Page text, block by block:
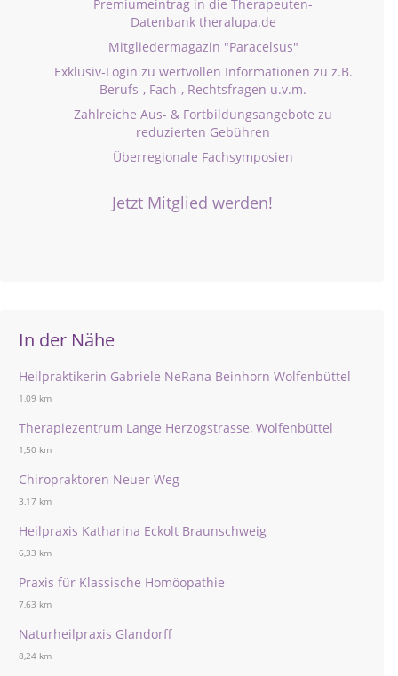
Premiumeintrag in die Therapeuten-
Datenbank theralupa.de
Mitgliedermagazin "Paracelsus"
Exklusiv-Login zu wertvollen Informationen zu z.B.
Berufs-, Fach-, Rechtsfragen u.v.m.
Zahlreiche Aus- & Fortbildungsangebote zu
reduzierten Gebühren
Überregionale Fachsymposien
Jetzt Mitglied werden!
In der Nähe
Heilpraktikerin Gabriele NeRana Beinhorn Wolfenbüttel
1,09 km
Therapiezentrum Lange Herzogstrasse, Wolfenbüttel
1,50 km
Chiropraktoren Neuer Weg
3,17 km
Heilpraxis Katharina Eckolt Braunschweig
6,33 km
Praxis für Klassische Homöopathie
7,63 km
Naturheilpraxis Glandorff
8,24 km